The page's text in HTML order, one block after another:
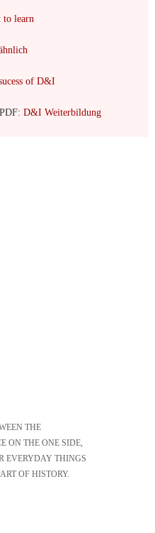
to learn
of D&I
D&I Weiterbildung
THE
ON THE ONE SIDE,
EVERYDAY THINGS
OF HISTORY.